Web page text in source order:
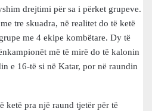
drejtimi për sa i përket grupeve.
tre skuadra, në realitet do të ketë
me 4 ekipe kombëtare. Dy të
më të mirë do të kalonin
e 16-të si në Katar, por në raundin
ketë pra një raund tjetër për të